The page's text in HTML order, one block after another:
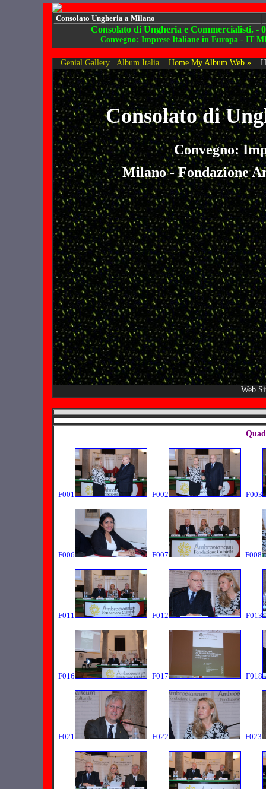
Consolato Ungheria a Milano
Consolato di Ungheria e Commercialisti. -
Convegno: Imprese Italiane in Europa - IT
Genial Gallery Album Italia Home My Album Web »
Consolato di
Convegno:
Milano - Fondazione
Web
F001 F002 F003
F006 F007 F008
F011 F012 F013
F016 F017 F018
F021 F022 F023